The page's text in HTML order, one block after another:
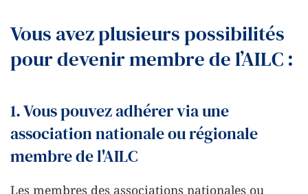
Vous avez plusieurs possibilités
pour devenir membre de l’AILC :
1. Vous pouvez adhérer via une
association nationale ou régionale
membre de l'AILC
Les membres des associations nationales ou